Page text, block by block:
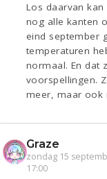
Los daarvan
nog alle kanten
eind september
temperaturen
normaal. En dat
voorspellingen.
meer, maar ook
Graze
zondag 15
17:00